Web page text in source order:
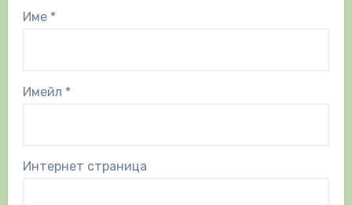
Име *
Имейл *
Интернет страница